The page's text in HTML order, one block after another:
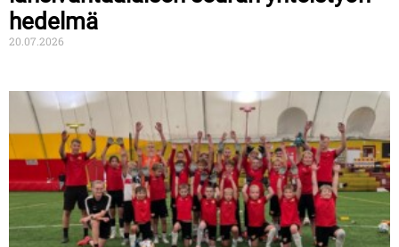
hedelmä
20.07.2026